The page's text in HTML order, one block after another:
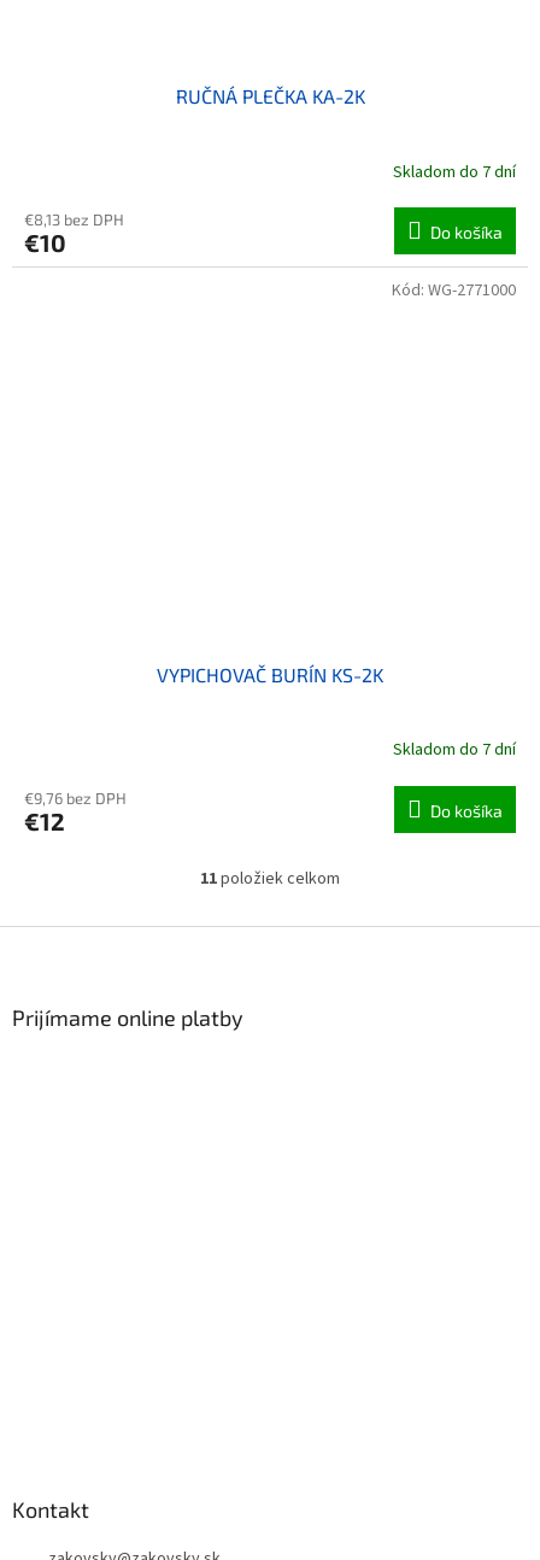
RUČNÁ PLEČKA KA-2K
Skladom do 7 dní
€8,13 bez DPH
€10 Do košíka
VYPICHOVAČ BURÍN KS-2K
Skladom do 7 dní
€9,76 bez DPH
€12 Do košíka
Kód: WG-2771000
Ovládacie prvky výpisu
11položiek celkom
Prijímame online platby
Kontakt